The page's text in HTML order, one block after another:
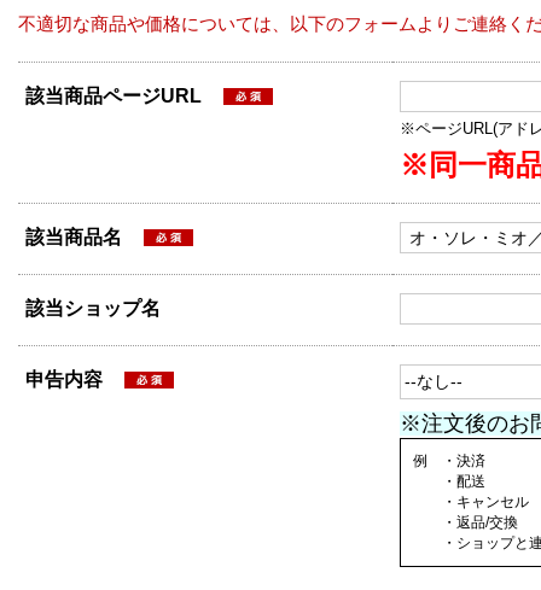
不適切な商品や価格については、以下のフォームよりご連絡く
該当商品ページURL
※ページURL(アド
※同一商
該当商品名
該当ショップ名
申告内容
※注文後のお
例 ・決済
・配送
・キャンセル
・返品/交換
・ショップと連